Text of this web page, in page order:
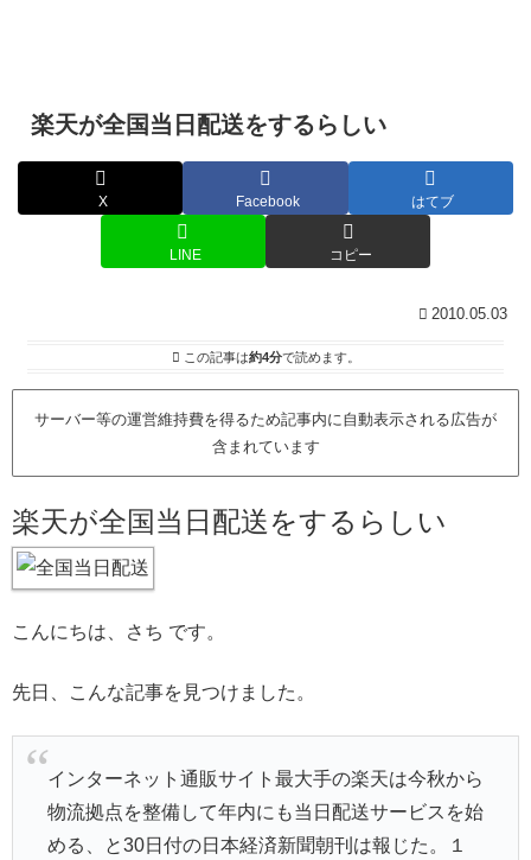
楽天が全国当日配送をするらしい
X Facebook はてブ
LINE コピー
2010.05.03
この記事は約4分で読めます。
サーバー等の運営維持費を得るため記事内に自動表示される広告が
含まれています
楽天が全国当日配送をするらしい
こんにちは、さち です。
先日、こんな記事を見つけました。
インターネット通販サイト最大手の楽天は今秋から
物流拠点を整備して年内にも当日配送サービスを始
める、と30日付の日本経済新聞朝刊は報じた。１